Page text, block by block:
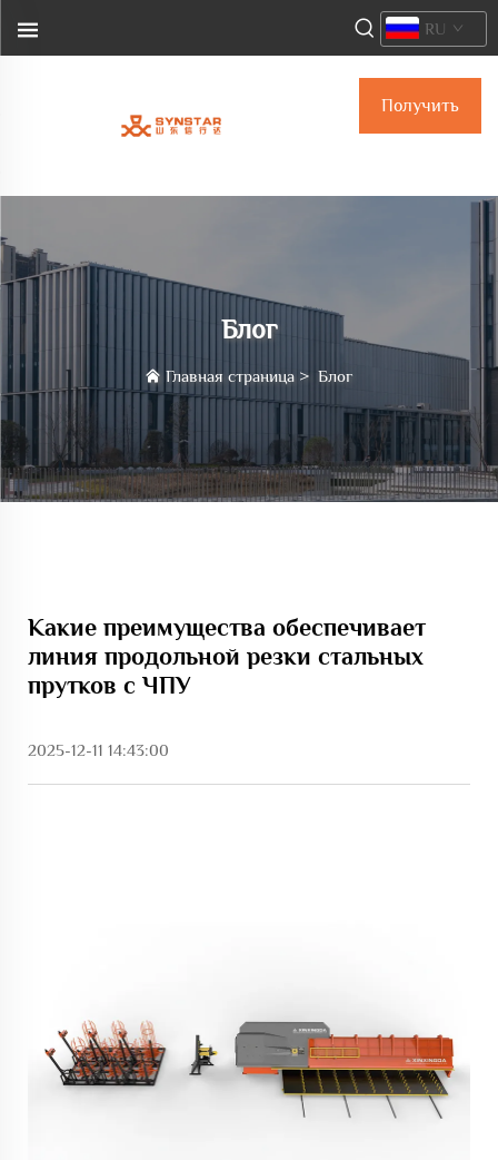
Получить
RU
Блог
Главная страница > Блог
Какие преимущества обеспечивает
линия продольной резки стальных
прутков с ЧПУ
2025-12-11 14:43:00